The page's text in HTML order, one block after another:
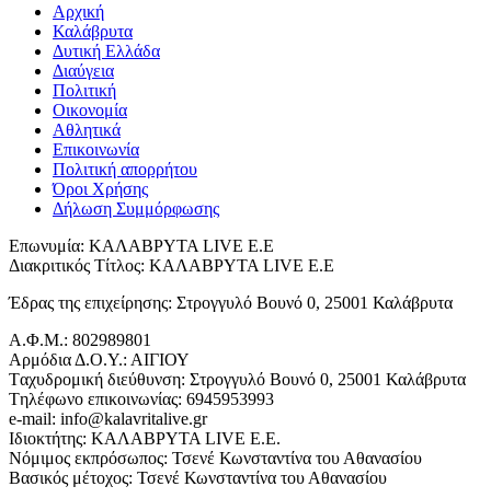
Αρχική
Καλάβρυτα
Δυτική Ελλάδα
Διαύγεια
Πολιτική
Οικονομία
Αθλητικά
Επικοινωνία
Πολιτική απορρήτου
Όροι Χρήσης
Δήλωση Συμμόρφωσης
Επωνυμία: ΚΑΛΑΒΡΥΤΑ LIVE Ε.Ε
Διακριτικός Τίτλος: ΚΑΛΑΒΡΥΤΑ LIVE E.E
Έδρας της επιχείρησης: Στρογγυλό Βουνό 0, 25001 Καλάβρυτα
Α.Φ.Μ.: 802989801
Αρμόδια Δ.Ο.Υ.: ΑΙΓΙΟΥ
Tαχυδρομική διεύθυνση: Στρογγυλό Βουνό 0, 25001 Καλάβρυτα
Tηλέφωνο επικοινωνίας: 6945953993
e-mail: info@kalavritalive.gr
Iδιοκτήτης: ΚΑΛΑΒΡΥΤΑ LIVE E.E.
Νόμιμος εκπρόσωπος: Τσενέ Κωνσταντίνα του Αθανασίου
Βασικός μέτοχος: Τσενέ Κωνσταντίνα του Αθανασίου